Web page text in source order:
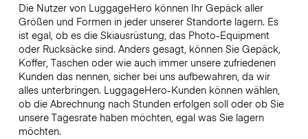
Die Nutzer von LuggageHero können Ihr Gepäck aller
Größen und Formen in jeder unserer Standorte lagern. Es
ist egal, ob es die Skiausrüstung, das Photo-Equipment
oder Rucksäcke sind. Anders gesagt, können Sie Gepäck,
Koffer, Taschen oder wie auch immer unsere zufriedenen
Kunden das nennen, sicher bei uns aufbewahren, da wir
alles unterbringen. LuggageHero-Kunden können wählen,
ob die Abrechnung nach Stunden erfolgen soll oder ob Sie
unsere Tagesrate haben möchten, egal was Sie lagern
möchten.